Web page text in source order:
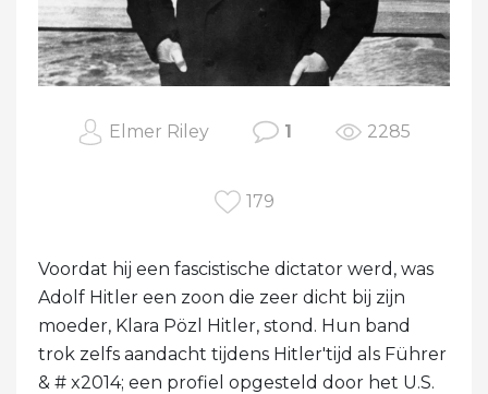
Elmer Riley 1 2285
179
Voordat hij een fascistische dictator werd, was
Adolf Hitler een zoon die zeer dicht bij zijn
moeder, Klara Pözl Hitler, stond. Hun band
trok zelfs aandacht tijdens Hitler'tijd als Führer
& # x2014; een profiel opgesteld door het U.S.